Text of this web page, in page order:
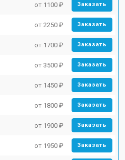
от 1100 ₽ Заказать
от 2250 ₽ Заказать
от 1700 ₽ Заказать
от 3500 ₽ Заказать
от 1450 ₽ Заказать
от 1800 ₽ Заказать
от 1900 ₽ Заказать
от 1950 ₽ Заказать